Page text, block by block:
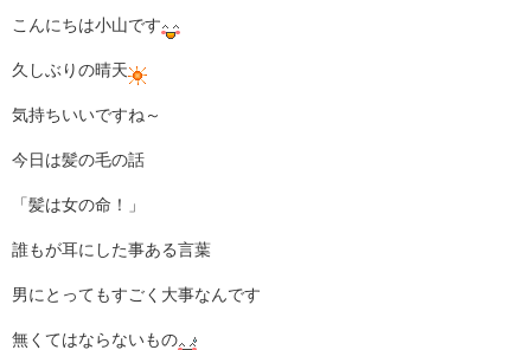
こんにちは小山です
久しぶりの晴天
気持ちいいですね～
今日は髪の毛の話
「髪は女の命！」
誰もが耳にした事ある言葉
男にとってもすごく大事なんです
無くてはならないもの